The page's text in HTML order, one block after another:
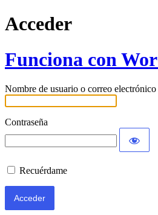
Acceder
Funciona con
Nombre de usuario o correo electrónico
Contraseña
Recuérdame